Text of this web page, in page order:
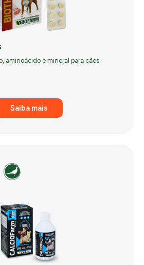
aminoácido e mineral para cães
Saiba mais